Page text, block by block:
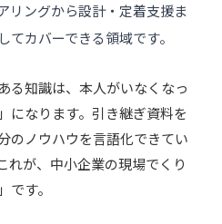
リングから設計・定着支援ま
カバーできる領域です。
る知識は、本人がいなくなっ
になります。引き継ぎ資料を
のノウハウを言語化できてい
れが、中小企業の現場でくり
す。